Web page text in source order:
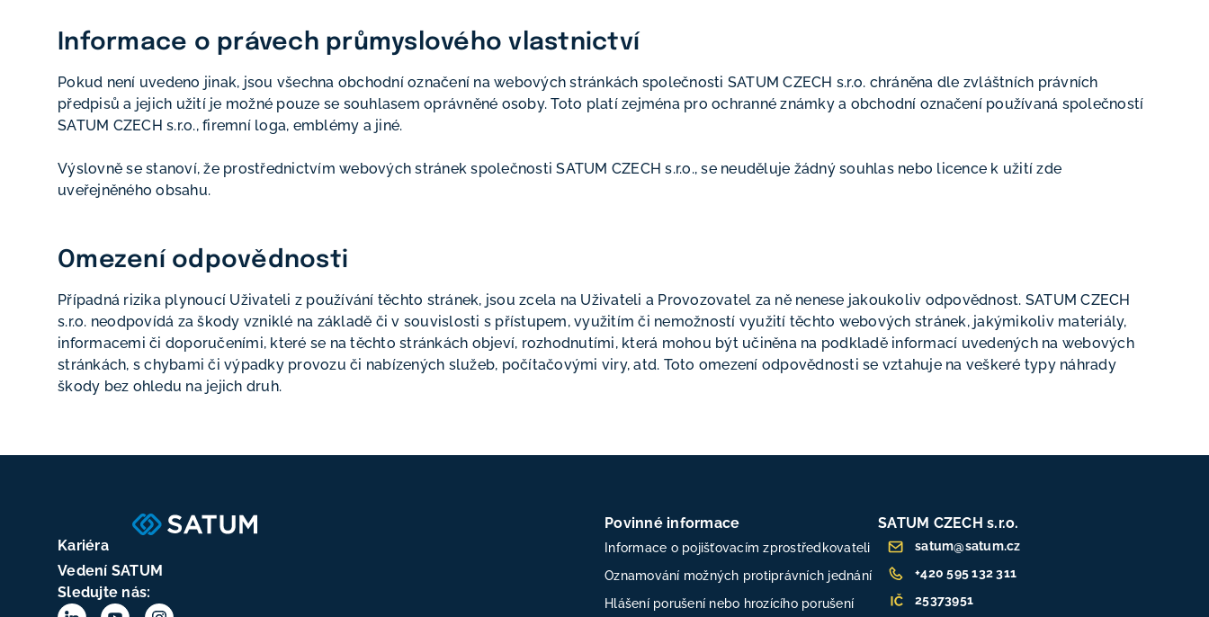
Informace o právech průmyslového vlastnictví
Pokud není uvedeno jinak, jsou všechna obchodní označení na webových stránkách společnosti SATUM CZECH s.r.o. chráněna dle zvláštních právních
předpisů a jejich užití je možné pouze se souhlasem oprávněné osoby. Toto platí zejména pro ochranné známky a obchodní označení používaná společností
SATUM CZECH s.r.o., firemní loga, emblémy a jiné.
Výslovně se stanoví, že prostřednictvím webových stránek společnosti SATUM CZECH s.r.o., se neuděluje žádný souhlas nebo licence k užití zde
uveřejněného obsahu.
Omezení odpovědnosti
Případná rizika plynoucí Uživateli z používání těchto stránek, jsou zcela na Uživateli a Provozovatel za ně nenese jakoukoliv odpovědnost. SATUM CZECH
s.r.o. neodpovídá za škody vzniklé na základě či v souvislosti s přístupem, využitím či nemožností využití těchto webových stránek, jakýmikoliv materiály,
informacemi či doporučeními, které se na těchto stránkách objeví, rozhodnutími, která mohou být učiněna na podkladě informací uvedených na webových
stránkách, s chybami či výpadky provozu či nabízených služeb, počítačovými viry, atd. Toto omezení odpovědnosti se vztahuje na veškeré typy náhrady
škody bez ohledu na jejich druh.
Kariéra
Vedení SATUM
Sledujte nás:
Povinné informace
Informace o pojišťovacím zprostředkovateli
Oznamování možných protiprávních jednání
Hlášení porušení nebo hrozícího porušení
SATUM CZECH s.r.o.
satum@satum.cz
+420 595 132 311
25373951